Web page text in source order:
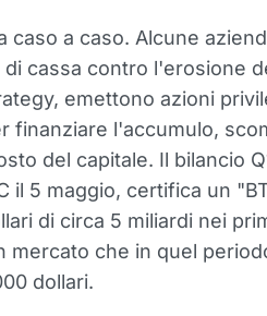
caso a caso. Alcune
cassa contro l'erosione
emettono azioni
finanziare l'accumulo,
del capitale. Il bilancio
il 5 maggio, certifica un
di circa 5 miliardi nei
mercato che in quel
dollari.